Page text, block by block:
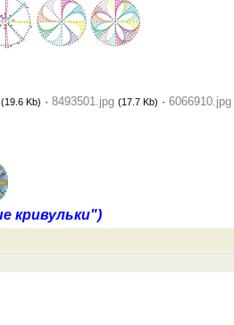
(19.6 Kb) · 8493501.jpg (17.7 Kb) · 6066910.jpg
кривульки")